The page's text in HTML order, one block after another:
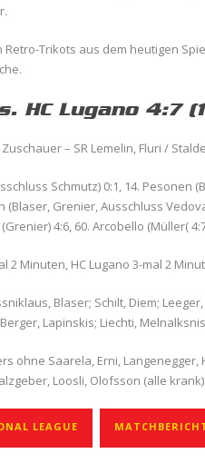
Retro-Trikots aus dem heutigen
HC Lugano 4:7
– SR Lemelin, Fluri /
Schmutz) 0:1, 14. Pesonen
(Blaser, Grenier, Ausschluss
4:6, 60. Arcobello (Müller(
2 Minuten, HC Lugano 3-mal 2
Blaser; Schilt, Diem;
Lapinskis; Liechti,
ohne Saarela, Erni,
Loosli, Olofsson (alle krank)
LEAGUE